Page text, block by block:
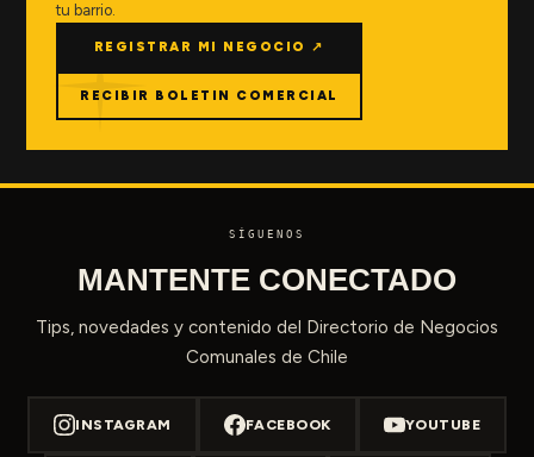
tu barrio.
REGISTRAR MI NEGOCIO ↗
RECIBIR BOLETIN COMERCIAL
SÍGUENOS
MANTENTE CONECTADO
Tips, novedades y contenido del Directorio de Negocios
Comunales de Chile
INSTAGRAM FACEBOOK YOUTUBE